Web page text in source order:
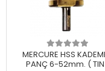
MERCURE HSS
PANÇ 6-52mm. (